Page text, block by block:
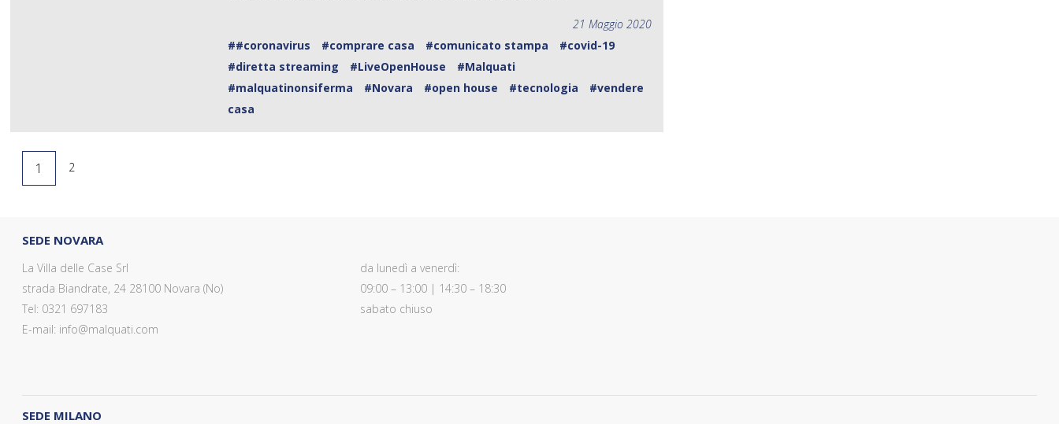
21 Maggio 2020
##coronavirus
#comprare casa #comunicato stampa
#covid-19
#diretta streaming
#LiveOpenHouse
#Malquati
#malquatinonsiferma
#Novara #open house #tecnologia
#vendere
casa
1 2
SEDE NOVARA
La Villa delle Case Srl
strada Biandrate, 24 28100 Novara (No)
Tel: 0321 697183
E-mail: info@malquati.com
da lunedì a venerdì:
09:00 – 13:00 | 14:30 – 18:30
sabato chiuso
SEDE MILANO